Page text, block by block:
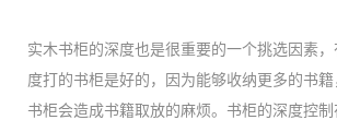
实木书柜的深度也是很重要的一个挑选因素
度打的书柜是好的，因为能够收纳更多的书
书柜会造成书籍取放的麻烦。书柜的深度控制